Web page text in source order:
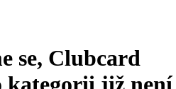
se, Clubcard